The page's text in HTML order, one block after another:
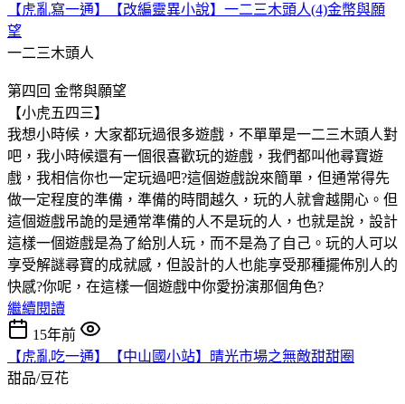
【虎亂寫一通】【改編靈異小說】一二三木頭人(4)金幣與願
望
一二三木頭人
第四回 金幣與願望
【小虎五四三】
我想小時候，大家都玩過很多遊戲，不單單是一二三木頭人對
吧，我小時候還有一個很喜歡玩的遊戲，我們都叫他尋寶遊
戲，我相信你也一定玩過吧?這個遊戲說來簡單，但通常得先
做一定程度的準備，準備的時間越久，玩的人就會越開心。但
這個遊戲吊詭的是通常準備的人不是玩的人，也就是說，設計
這樣一個遊戲是為了給別人玩，而不是為了自己。玩的人可以
享受解謎尋寶的成就感，但設計的人也能享受那種擺佈別人的
快感?你呢，在這樣一個遊戲中你愛扮演那個角色?
繼續閱讀
15年前
【虎亂吃一通】【中山國小站】晴光市場之無敵甜甜圈
甜品/豆花